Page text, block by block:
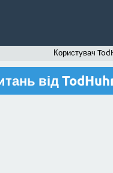
Користувач
від